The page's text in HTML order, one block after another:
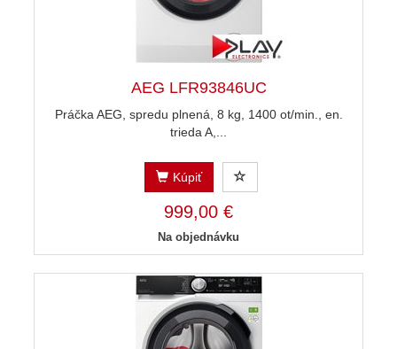
AEG LFR93846UC
Práčka AEG, spredu plnená, 8 kg, 1400 ot/min., en.
trieda A,...
Kúpiť
999,00 €
Na objednávku